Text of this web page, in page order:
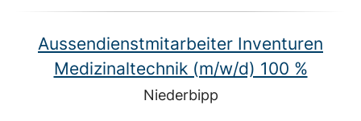
Aussendienstmitarbeiter Inventuren
Medizinaltechnik (m/w/d) 100 %
Niederbipp